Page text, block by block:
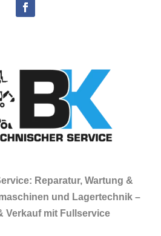
Reparatur, Wartung &
und Lagertechnik –
Verkauf mit Fullservice